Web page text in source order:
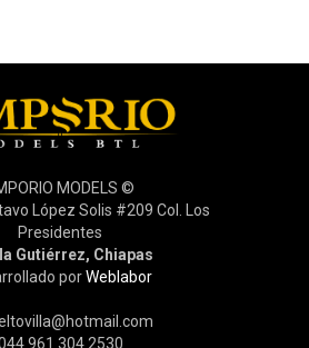
MODELS ©
López Solis #209 Col. Los
Presidentes
Gutiérrez, Chiapas
porWeblabor
961 304 2530